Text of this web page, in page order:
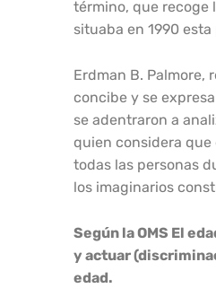
término, que recoge
situaba en 1990
Erdman B. Palmore,
concibe y se
se adentraron a
quien considera que
todas las personas
los imaginarios
Según la OMS El
y actuar
edad.